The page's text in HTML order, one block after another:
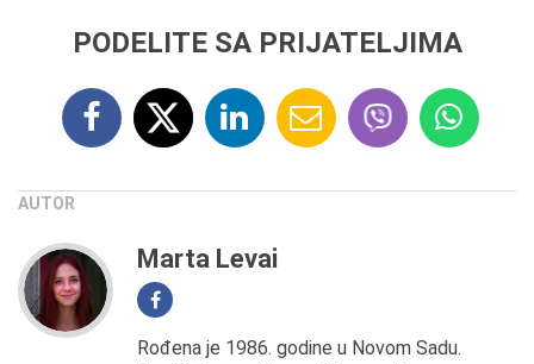
PODELITE SA PRIJATELJIMA
AUTOR
Marta Levai
Rođena je 1986. godine u Novom Sadu.